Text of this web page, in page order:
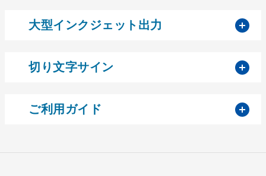
大型インクジェット出力
切り文字サイン
ご利用ガイド